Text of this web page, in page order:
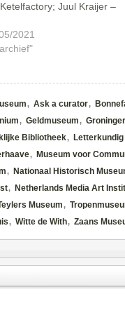
Juul Kraijer –
2021
, Ask a curator,
, Geldmuseum,
Bibliotheek,
, Museum voor
, Nationaal Historisch
, Netherlands Media Art
Museum,
, Witte de With, Zaans